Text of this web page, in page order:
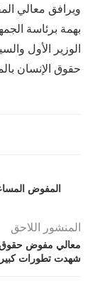
ويرافق معالي
بهمة برئاسة
الوزير الأول
حقوق الإنسان
المفوض
المنشور اللاحق
معالي مفوض حقوق
شهدت تطورات